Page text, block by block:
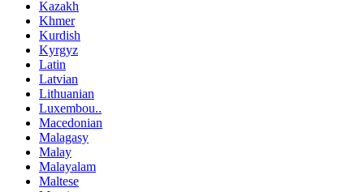
Kazakh
Khmer
Kurdish
Kyrgyz
Latin
Latvian
Lithuanian
Luxembou..
Macedonian
Malagasy
Malay
Malayalam
Maltese